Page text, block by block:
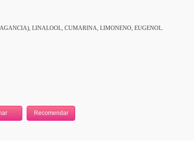
LINALOOL, CUMARINA, LIMONENO, EUGENOL.